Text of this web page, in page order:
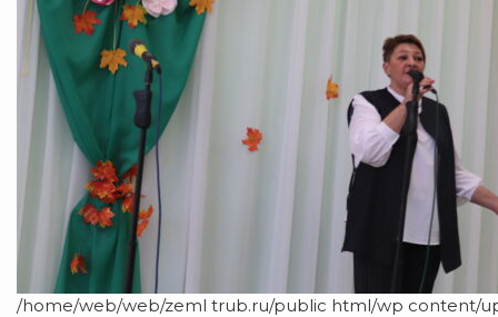
/home/web/web/zeml trub.ru/public html/wp content/